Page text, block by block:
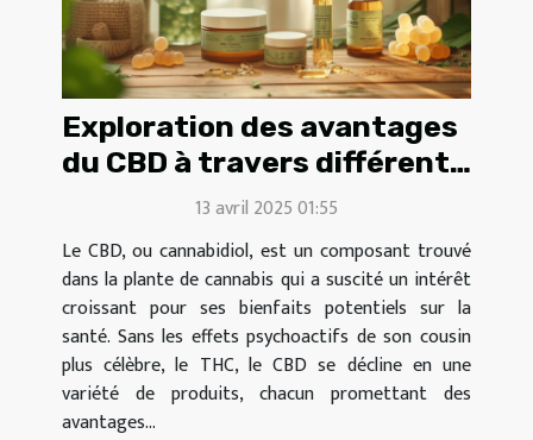
Exploration des avantages
du CBD à travers différents
produits et avis
utilisateurs
13 avril 2025 01:55
Le CBD, ou cannabidiol, est un composant trouvé
dans la plante de cannabis qui a suscité un intérêt
croissant pour ses bienfaits potentiels sur la
santé. Sans les effets psychoactifs de son cousin
plus célèbre, le THC, le CBD se décline en une
variété de produits, chacun promettant des
avantages...